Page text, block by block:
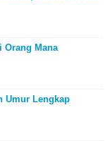
Orang Mana
Umur Lengkap